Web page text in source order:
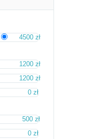
4500 zł
1200 zł
1200 zł
0 zł
500 zł
0 zł